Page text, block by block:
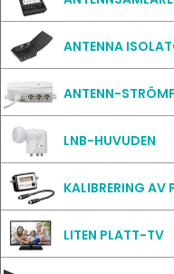
ANTENNA
ANTENN-
LNB-HUVUDEN
KALIBRERING AV
LITEN PLATT-TV